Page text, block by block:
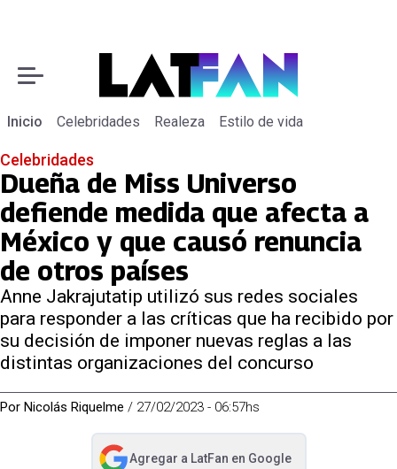
Inicio Celebridades Realeza Estilo de vida
Celebridades
Dueña de Miss Universo
defiende medida que afecta a
México y que causó renuncia
de otros países
Anne Jakrajutatip utilizó sus redes sociales
para responder a las críticas que ha recibido por
su decisión de imponer nuevas reglas a las
distintas organizaciones del concurso
Por Nicolás Riquelme / 27/02/2023 - 06:57hs
Agregar a LatFan en Google
abre en nueva pestaña